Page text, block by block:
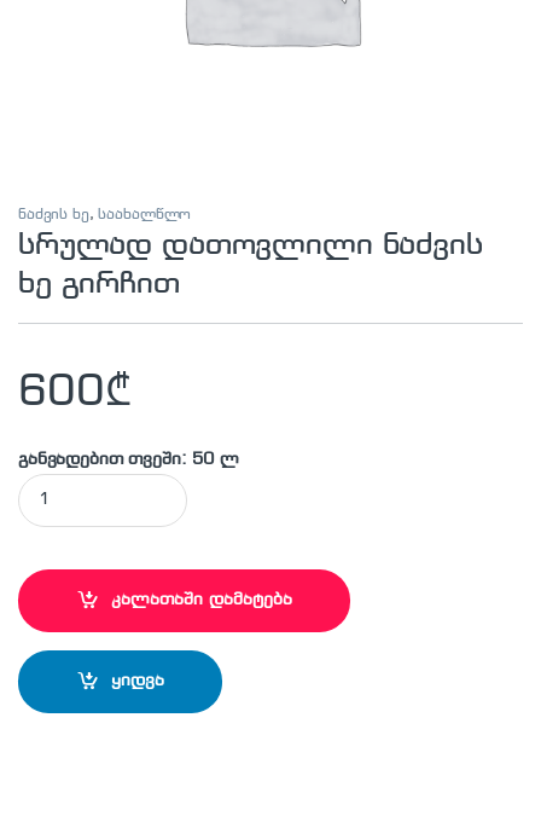
ნაძვის ხე,საახალწლო
სრულად დათოვლილი ნაძვის
ხე გირჩით
600₾
განვადებით თვეში: 50 ლ
სრულად დათოვლილი ნაძვის ხე გირჩით quantity
კალათაში დამატება
ყიდვა